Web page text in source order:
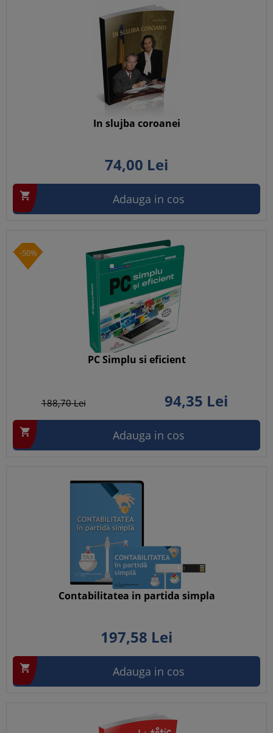
In slujba coroanei
74,00 Lei
 Adauga in cos
-50%
PC Simplu si eficient
188,70Lei 94,35 Lei
 Adauga in cos
Contabilitatea in partida simpla
197,58 Lei
 Adauga in cos